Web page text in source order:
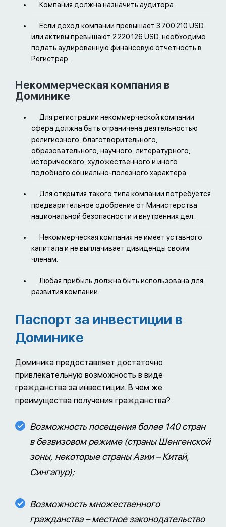
Компания должна назначить аудитора.
Если доход компании превышает 3 700 210 USD
или активы превышают 2 220 126 USD, необходимо
подать аудированную финансовую отчетность в
Регистрар.
Некоммерческая компания в
Доминике
Для регистрации некоммерческой компании
сфера должна быть ограничена деятельностью
религиозного, благотворительного,
образовательного, научного, литературного,
исторического, художественного и иного
подобного социально-полезного характера.
Для открытия такого типа компании потребуется
предварительное одобрение от Министерства
национальной безопасности и внутренних дел.
Некоммерческая компания не имеет уставного
капитала и не выплачивает дивиденды своим
членам.
Любая прибыль должна быть использована для
развития компании.
Паспорт за инвестиции в
Доминике
Доминика предоставляет достаточно
привлекательную возможность в виде
гражданства за инвестиции. В чем же
преимущества получения гражданства?
Возможность посещения более 140 стран
в безвизовом режиме (страны Шенгенской
зоны, некоторые страны Азии – Китай,
Сингапур);
Возможность множественного
гражданства – местное законодательство